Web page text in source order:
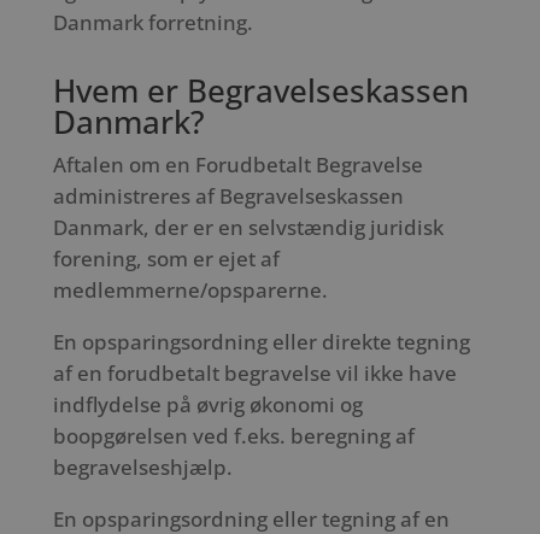
Danmark forretning.
Hvem er Begravelseskassen
Danmark?
Aftalen om en Forudbetalt Begravelse
administreres af Begravelseskassen
Danmark, der er en selvstændig juridisk
forening, som er ejet af
medlemmerne/opsparerne.
En opsparingsordning eller direkte tegning
af en forudbetalt begravelse vil ikke have
indflydelse på øvrig økonomi og
boopgørelsen ved f.eks. beregning af
begravelseshjælp.
En opsparingsordning eller tegning af en